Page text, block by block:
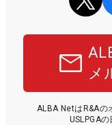
メ
ALBA NetはR&Aの
USLPGA